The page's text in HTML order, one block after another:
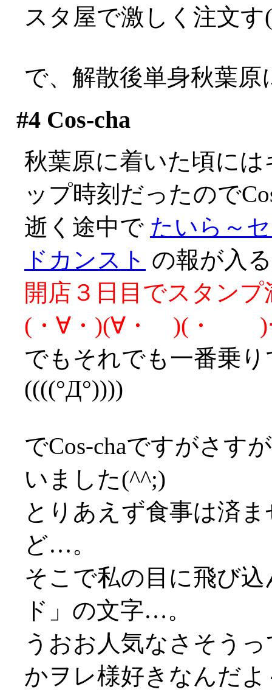
スタ屋で激しく注文
で、解散後単身秋葉
#4Cos-cha
秋葉原に着いた頃に
ップ時刻だったので
逝く途中で たいら～
ドカンスト の報が入
開店３日目でスタ
(・∀・)(∀・ )(・ )
でもそれでも一番乗
((((°Д°))))
でCos-chaですがさす
いました(^^;)
とりあえず食事は済
ど…。
そこで私の目に飛び
ド」の文字…。
うおお人気なさそう
かヲレ様好きなんだ